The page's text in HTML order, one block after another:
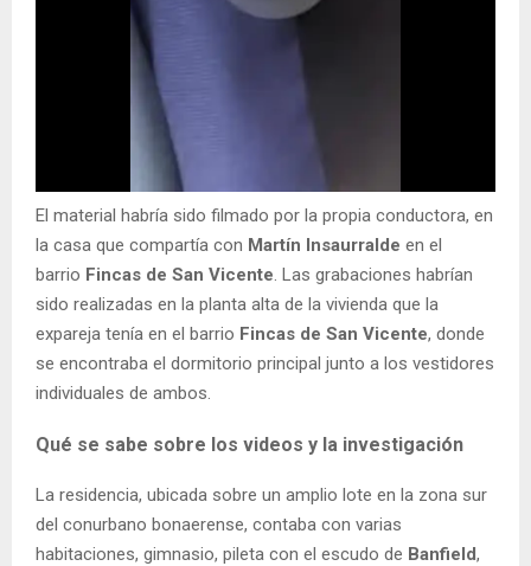
El material habría sido filmado por la propia conductora, en
la casa que compartía con Martín Insaurralde en el
barrio Fincas de San Vicente. Las grabaciones habrían
sido realizadas en la planta alta de la vivienda que la
expareja tenía en el barrio Fincas de San Vicente, donde
se encontraba el dormitorio principal junto a los vestidores
individuales de ambos.
Qué se sabe sobre los videos y la investigación
La residencia, ubicada sobre un amplio lote en la zona sur
del conurbano bonaerense, contaba con varias
habitaciones, gimnasio, pileta con el escudo de Banfield,